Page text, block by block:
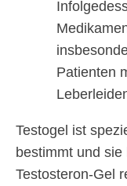
Patienten
Testogel ist
bestimmt und sie
Testosteron-Gel